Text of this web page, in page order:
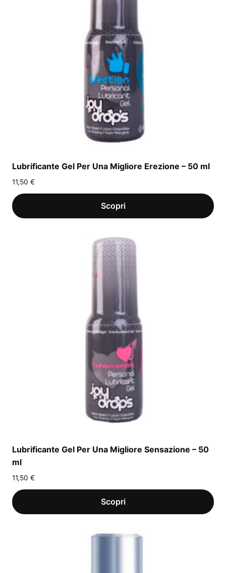
Lubrificante Gel Per Una Migliore Erezione – 50 ml
11,50 €
Lubrificante Gel Per Una Migliore Sensazione – 50
ml
11,50 €